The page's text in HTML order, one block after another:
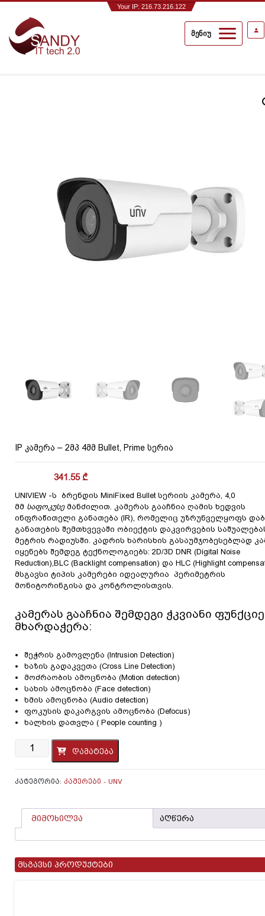
Your IP: 216.73.216.122
მენიუ
IP კამერა – 2მპ 4მმ Bullet, Prime სერია
341.55₾
UNIVIEW -ს ბრენდის MiniFixed Bullet სერიის კამერა, 4,0
მმ საფოკუსემანძილით. კამერას გააჩნია ღამის ხედვის
ინფრაწითელი განათება (IR), რომელიც უზრუნველყოფს
განათების შემთხვევაში ობიექტის დაკვირვების
მეტრის რადიუსში. კადრის ხარისხის გასაუმჯობესებლად
იყენებს შემდეგ ტექნოლოგიებს: 2D/3D DNR (Digital Noise
Reduction),BLC (Backlight compensation) და HLC (Highlight
მსგავსი ტიპის კამერები იდეალურია პერიმეტრის
მონიტორინგისა და კონტროლისთვის.
კამერას გააჩნია შემდეგი ჭკვიანი
მხარდაჭერა:
შეჭრის გამოვლენა (Intrusion Detection)
ხაზის გადაკვეთა (Cross Line Detection)
მოძრაობის ამოცნობა (Motion detection)
სახის ამოცნობა (Face detection)
ხმის ამოცნობა (Audio detection)
ფოკუსის დაკარგვის ამოცნობა (Defocus)
ხალხის დათვლა ( People counting )
რაოდენობა:
2მპ
Bullet,
Prime
სერია
დამატება
ᲙᲐᲢᲔᲒᲝᲠᲘᲐ: ᲙᲐᲛᲔᲠᲔᲑᲘ - UNV
მიმოხილვა აღწერა
მსგავსი პროდუქტები